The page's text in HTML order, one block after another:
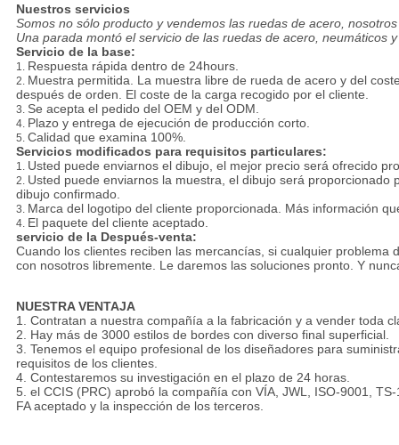
Nuestros servicios
Somos no sólo producto y vendemos las ruedas de acero,
Una parada montó el servicio de las ruedas de acero, neumáticos
Servicio de la base:
1. Respuesta rápida dentro de 24hours.
2. Muestra permitida. La muestra libre de rueda de acero y del
después de orden. El coste de la carga recogido por el cliente.
3. Se acepta el pedido del OEM y del ODM.
4. Plazo y entrega de ejecución de producción corto.
5. Calidad que examina 100%.
Servicios modificados para requisitos particulares:
1. Usted puede enviarnos el dibujo, el mejor precio será ofrecido
2. Usted puede enviarnos la muestra, el dibujo será
dibujo confirmado.
3. Marca del logotipo del cliente proporcionada. Más información
4. El paquete del cliente aceptado.
servicio de la Después-venta:
Cuando los clientes reciben las mercancías, si cualquier problema
con nosotros libremente. Le daremos las soluciones pronto. Y
NUESTRA VENTAJA
1. Contratan a nuestra compañía a la fabricación y a vender toda
2. Hay más de 3000 estilos de bordes con diverso final superficial.
3. Tenemos el equipo profesional de los diseñadores para
requisitos de los clientes.
4. Contestaremos su investigación en el plazo de 24 horas.
5. el CCIS (PRC) aprobó la compañía con VÍA, JWL, ISO-9001,
FA aceptado y la inspección de los terceros.